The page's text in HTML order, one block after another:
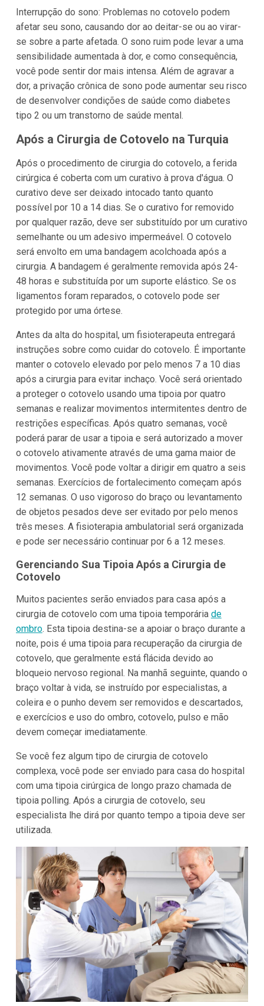
Interrupção do sono: Problemas no cotovelo podem
afetar seu sono, causando dor ao deitar-se ou ao virar-
se sobre a parte afetada. O sono ruim pode levar a uma
sensibilidade aumentada à dor, e como consequência,
você pode sentir dor mais intensa. Além de agravar a
dor, a privação crônica de sono pode aumentar seu risco
de desenvolver condições de saúde como diabetes
tipo 2 ou um transtorno de saúde mental.
Após a Cirurgia de Cotovelo na Turquia
Após o procedimento de cirurgia do cotovelo, a ferida
cirúrgica é coberta com um curativo à prova d'água. O
curativo deve ser deixado intocado tanto quanto
possível por 10 a 14 dias. Se o curativo for removido
por qualquer razão, deve ser substituído por um curativo
semelhante ou um adesivo impermeável. O cotovelo
será envolto em uma bandagem acolchoada após a
cirurgia. A bandagem é geralmente removida após 24-
48 horas e substituída por um suporte elástico. Se os
ligamentos foram reparados, o cotovelo pode ser
protegido por uma órtese.
Antes da alta do hospital, um fisioterapeuta entregará
instruções sobre como cuidar do cotovelo. É importante
manter o cotovelo elevado por pelo menos 7 a 10 dias
após a cirurgia para evitar inchaço. Você será orientado
a proteger o cotovelo usando uma tipoia por quatro
semanas e realizar movimentos intermitentes dentro de
restrições específicas. Após quatro semanas, você
poderá parar de usar a tipoia e será autorizado a mover
o cotovelo ativamente através de uma gama maior de
movimentos. Você pode voltar a dirigir em quatro a seis
semanas. Exercícios de fortalecimento começam após
12 semanas. O uso vigoroso do braço ou levantamento
de objetos pesados deve ser evitado por pelo menos
três meses. A fisioterapia ambulatorial será organizada
e pode ser necessário continuar por 6 a 12 meses.
Gerenciando Sua Tipoia Após a Cirurgia de
Cotovelo
Muitos pacientes serão enviados para casa após a
cirurgia de cotovelo com uma tipoia temporária de
ombro. Esta tipoia destina-se a apoiar o braço durante a
noite, pois é uma tipoia para recuperação da cirurgia de
cotovelo, que geralmente está flácida devido ao
bloqueio nervoso regional. Na manhã seguinte, quando o
braço voltar à vida, se instruído por especialistas, a
coleira e o punho devem ser removidos e descartados,
e exercícios e uso do ombro, cotovelo, pulso e mão
devem começar imediatamente.
Se você fez algum tipo de cirurgia de cotovelo
complexa, você pode ser enviado para casa do hospital
com uma tipoia cirúrgica de longo prazo chamada de
tipoia polling. Após a cirurgia de cotovelo, seu
especialista lhe dirá por quanto tempo a tipoia deve ser
utilizada.